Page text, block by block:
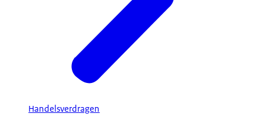
Handelsverdragen